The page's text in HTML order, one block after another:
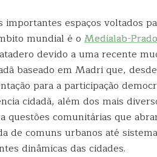
importantes espaços voltados
mundial é o Medialab-Prado
devido a uma recente
baseado em Madri que,
para a participação
cidadã, além dos mais
questões comunitárias que
de comuns urbanos até
dinâmicas das cidades.